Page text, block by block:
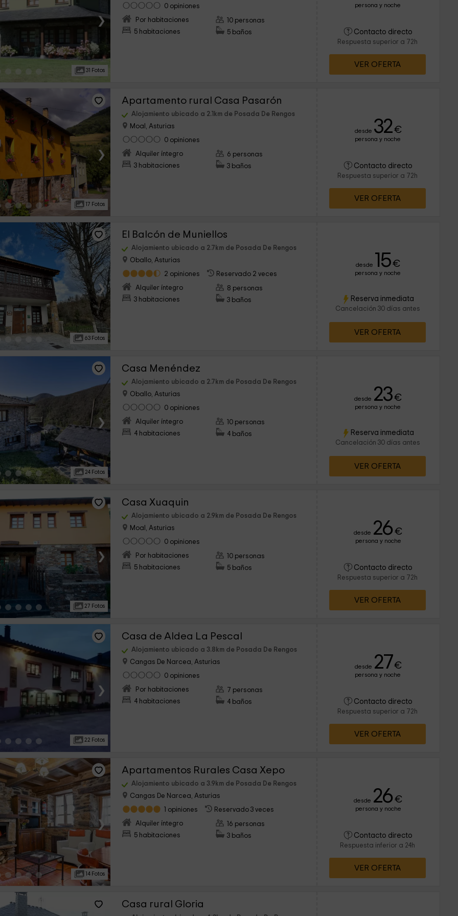
›
31 Fotos
0 opiniones
Por habitaciones
5 habitaciones
10 personas
5 baños
persona y noche
Contacto directo
Respuesta superior a 72h
VER OFERTA
›
17 Fotos
Apartamento rural Casa Pasarón
Alojamiento ubicado a 2.1km de Posada De Rengos
Moal, Asturias
0 opiniones
Alquiler íntegro
3 habitaciones
6 personas
3 baños
desde 32€
persona y noche
Contacto directo
Respuesta superior a 72h
VER OFERTA
›
63 Fotos
El Balcón de Muniellos
Alojamiento ubicado a 2.7km de Posada De Rengos
Oballo, Asturias
2 opiniones
Reservado 2 veces
Alquiler íntegro
3 habitaciones
8 personas
3 baños
desde 15€
persona y noche
Reserva inmediata
Cancelación 30 días antes
VER OFERTA
›
24 Fotos
Casa Menéndez
Alojamiento ubicado a 2.7km de Posada De Rengos
Oballo, Asturias
0 opiniones
Alquiler íntegro
4 habitaciones
10 personas
4 baños
desde 23€
persona y noche
Reserva inmediata
Cancelación 30 días antes
VER OFERTA
›
27 Fotos
Casa Xuaquin
Alojamiento ubicado a 2.9km de Posada De Rengos
Moal, Asturias
0 opiniones
Por habitaciones
5 habitaciones
10 personas
5 baños
desde 26 €
persona y noche
Contacto directo
Respuesta superior a 72h
VER OFERTA
›
22 Fotos
Casa de Aldea La Pescal
Alojamiento ubicado a 3.8km de Posada De Rengos
Cangas De Narcea, Asturias
0 opiniones
Por habitaciones
4 habitaciones
7 personas
4 baños
desde 27€
persona y noche
Contacto directo
Respuesta superior a 72h
VER OFERTA
›
14 Fotos
Apartamentos Rurales Casa Xepo
Alojamiento ubicado a 3.9km de Posada De Rengos
Cangas De Narcea, Asturias
1 opiniones
Reservado 3 veces
Alquiler íntegro
5 habitaciones
16 personas
3 baños
desde 26 €
persona y noche
Contacto directo
Respuesta inferior a 24h
VER OFERTA
Casa rural Gloria